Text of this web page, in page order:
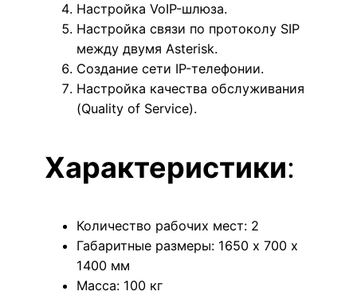
Настройка VoIP-шлюза.
Настройка связи по протоколу SIP
между двумя Asterisk.
Создание сети IP-телефонии.
Настройка качества обслуживания
(Quality of Service).
Характеристики:
Количество рабочих мест: 2
Габаритные размеры: 1650 х 700 х
1400 мм
Масса: 100 кг